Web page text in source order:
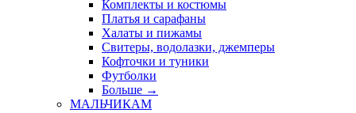
Комплекты и костюмы
Платья и сарафаны
Халаты и пижамы
Свитеры, водолазки, джемперы
Кофточки и туники
Футболки
Больше →
МАЛЬЧИКАМ